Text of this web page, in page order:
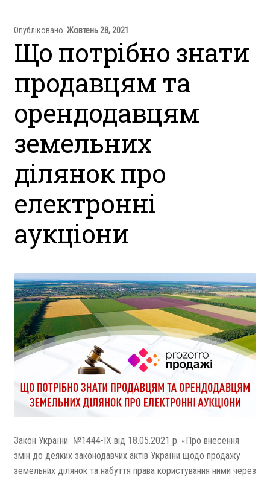
Опубліковано: Жовтень 28, 2021
Що потрібно знати
продавцям та
орендодавцям
земельних
ділянок про
електронні
аукціони
Закон України №1444-IX від 18.05.2021 р. «Про внесення
змін до деяких законодавчих актів України щодо продажу
земельних ділянок та набуття права користування ними через